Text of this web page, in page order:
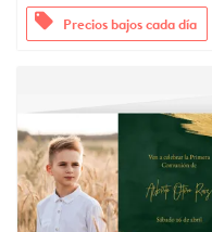
offers Precios bajos cada día